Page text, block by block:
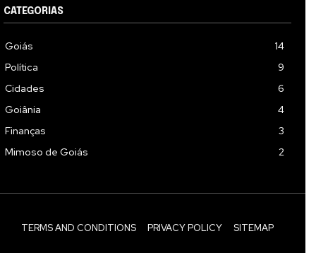
CATEGORIAS
Goiás
14
Política
9
Cidades
6
Goiânia
4
Finanças
3
Mimoso de Goiás
2
TERMS AND CONDITIONS PRIVACY POLICY SITEMAP